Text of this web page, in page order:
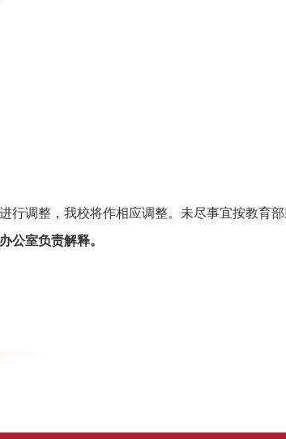
行调整，我校将作相应调整。未尽事宜按教育部
公室负责解释。